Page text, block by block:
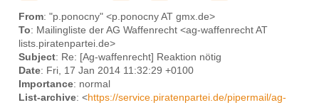
From: "p.ponocny" <p.ponocny AT gmx.de>
To: Mailingliste der AG Waffenrecht <ag-waffenrecht AT
lists.piratenpartei.de>
Subject: Re: [Ag-waffenrecht] Reaktion nötig
Date: Fri, 17 Jan 2014 11:32:29 +0100
Importance: normal
List-archive: <https://service.piratenpartei.de/pipermail/ag-